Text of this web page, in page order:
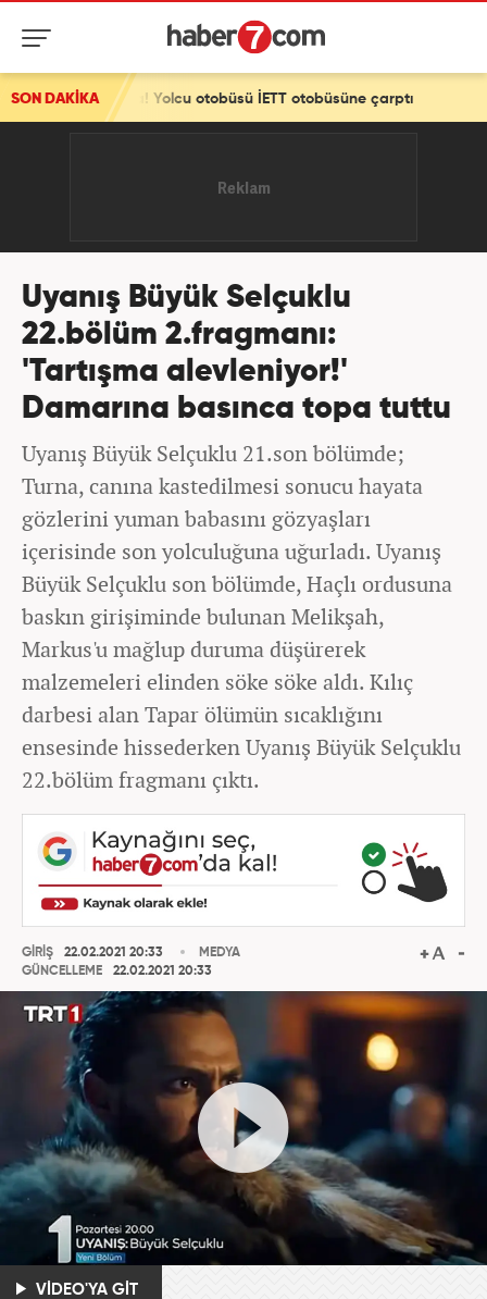
SON DAKİKA
otobüsü İETT otobüsüne çarptı
Uyanış Büyük Selçuklu
22.bölüm 2.fragmanı:
'Tartışma alevleniyor!'
Damarına basınca topa tuttu
Uyanış Büyük Selçuklu 21.son bölümde;
Turna, canına kastedilmesi sonucu hayata
gözlerini yuman babasını gözyaşları
içerisinde son yolculuğuna uğurladı. Uyanış
Büyük Selçuklu son bölümde, Haçlı ordusuna
baskın girişiminde bulunan Melikşah,
Markus'u mağlup duruma düşürerek
malzemeleri elinden söke söke aldı. Kılıç
darbesi alan Tapar ölümün sıcaklığını
ensesinde hissederken Uyanış Büyük Selçuklu
22.bölüm fragmanı çıktı.
GİRİŞ
22.02.2021 20:33
GÜNCELLEME
22.02.2021 20:33
MEDYA
VİDEO'YA GİT